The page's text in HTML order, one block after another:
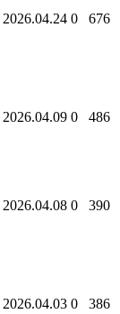
2026.04.24 0 676
2026.04.09 0 486
2026.04.08 0 390
2026.04.03 0 386